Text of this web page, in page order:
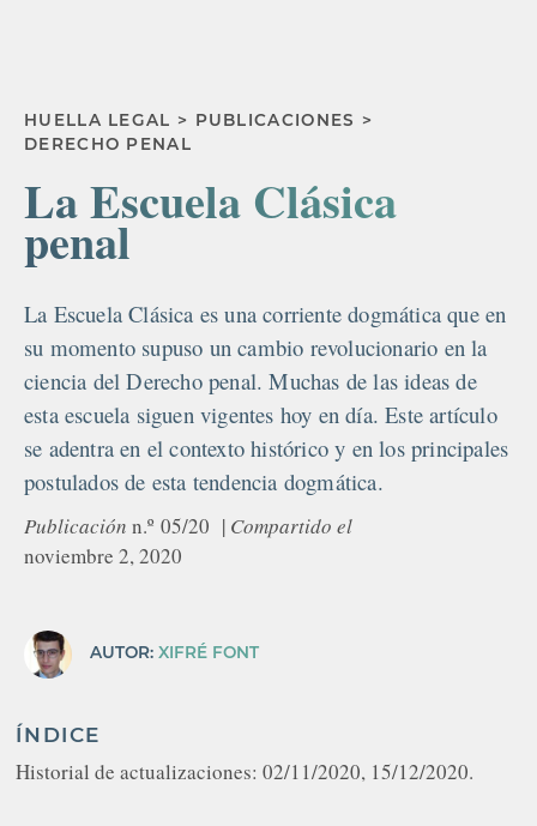
HUELLA LEGAL > PUBLICACIONES >
DERECHO PENAL
La Escuela Clásica
penal
La Escuela Clásica es una corriente dogmática que en
su momento supuso un cambio revolucionario en la
ciencia del Derecho penal. Muchas de las ideas de
esta escuela siguen vigentes hoy en día. Este artículo
se adentra en el contexto histórico y en los principales
postulados de esta tendencia dogmática.
Publicación n.º 05/20 | Compartido el
noviembre 2, 2020
AUTOR: XIFRÉ FONT
Historial de actualizaciones: 02/11/2020, 15/12/2020.
ÍNDICE